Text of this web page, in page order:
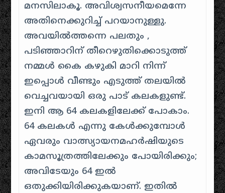
മനസിലാകൂ. അവിശ്വസനീയമെന്നേ
അതിനെക്കുറിച്ച് പറയാനുള്ളു.
അവയിൽത്തന്നെ പലതും ,
പടിഞ്ഞാറിന് തീറെഴുതിക്കൊടുത്ത്
നമ്മൾ കൈ കഴുകി മാറി നിന്ന്
ഇപ്പൊൾ വീണ്ടും എടുത്ത് തലയിൽ
വെച്ചവയായി ഒരു പാട് കലകളുണ്ട്.
ഇനി ആ 64 കലകളിലേക്ക് പോകാം.
64 കലകൾ എന്നു കേൾക്കുമ്പോൾ
ഏവരും വാത്സ്യായനമഹർഷിയുടെ
കാമസൂത്രത്തിലേക്കും പോയിരിക്കും;
അവിടേയും 64 ഇൽ
ഒതുക്കിയിരിക്കുകയാണ്. ഇതിൽ